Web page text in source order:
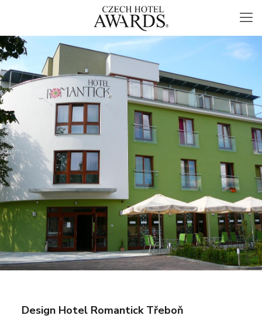
Design Hotel Romantick Třeboň